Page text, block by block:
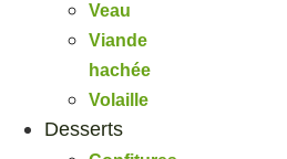
Veau
Viande
hachée
Volaille
Desserts